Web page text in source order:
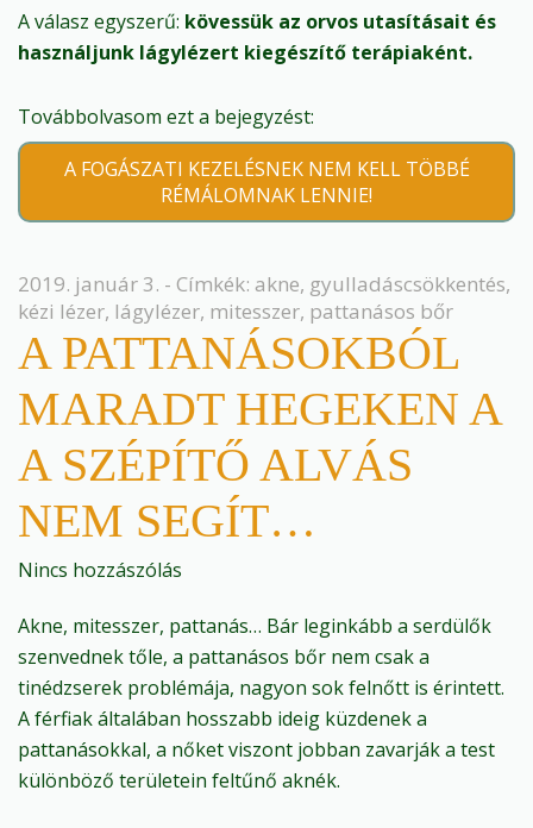
A válasz egyszerű: kövessük az orvos utasításait és
használjunk lágylézert kiegészítő terápiaként.
Továbbolvasom ezt a bejegyzést:
A FOGÁSZATI KEZELÉSNEK NEM KELL TÖBBÉ
RÉMÁLOMNAK LENNIE!
2019. január 3. - Címkék: akne, gyulladáscsökkentés,
kézi lézer, lágylézer, mitesszer, pattanásos bőr
A PATTANÁSOKBÓL
MARADT HEGEKEN A
A SZÉPÍTŐ ALVÁS
NEM SEGÍT…
Nincs hozzászólás
Akne, mitesszer, pattanás… Bár leginkább a serdülők
szenvednek tőle, a pattanásos bőr nem csak a
tinédzserek problémája, nagyon sok felnőtt is érintett.
A férfiak általában hosszabb ideig küzdenek a
pattanásokkal, a nőket viszont jobban zavarják a test
különböző területein feltűnő aknék.